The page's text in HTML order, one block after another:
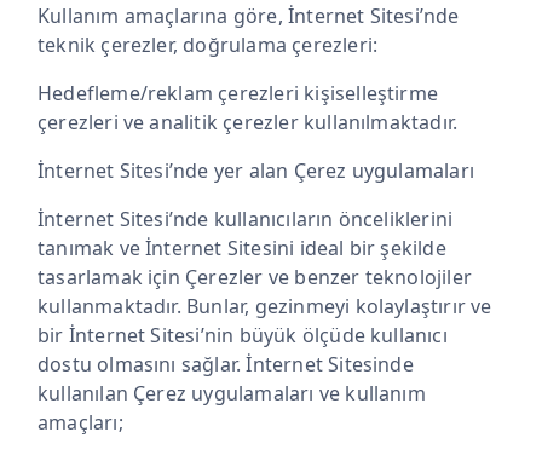
Kullanım amaçlarına göre, İnternet Sitesi’nde
teknik çerezler, doğrulama çerezleri:
Hedefleme/reklam çerezleri kişiselleştirme
çerezleri ve analitik çerezler kullanılmaktadır.
İnternet Sitesi’nde yer alan Çerez uygulamaları
İnternet Sitesi’nde kullanıcıların önceliklerini
tanımak ve İnternet Sitesini ideal bir şekilde
tasarlamak için Çerezler ve benzer teknolojiler
kullanmaktadır. Bunlar, gezinmeyi kolaylaştırır ve
bir İnternet Sitesi’nin büyük ölçüde kullanıcı
dostu olmasını sağlar. İnternet Sitesinde
kullanılan Çerez uygulamaları ve kullanım
amaçları;